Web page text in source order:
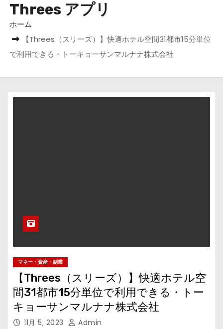
Threes アプリ
ホーム
【Threes（スリーズ）】快適ホテル空間31都市15分単位
で利用できる・トーキョーサンマルナナ株式会社
マネー・資産・副業
【Threes（スリーズ）】快適ホテル空
間31都市15分単位で利用できる・トー
キョーサンマルナナ株式会社
11月 5, 2023 Admin